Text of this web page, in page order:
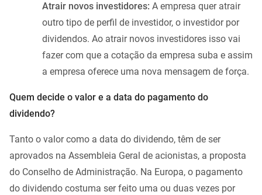
Atrair novos investidores: A empresa quer atrair
outro tipo de perfil de investidor, o investidor por
dividendos. Ao atrair novos investidores isso vai
fazer com que a cotação da empresa suba e assim
a empresa oferece uma nova mensagem de força.
Quem decide o valor e a data do pagamento do
dividendo?
Tanto o valor como a data do dividendo, têm de ser
aprovados na Assembleia Geral de acionistas, a proposta
do Conselho de Administração. Na Europa, o pagamento
do dividendo costuma ser feito uma ou duas vezes por